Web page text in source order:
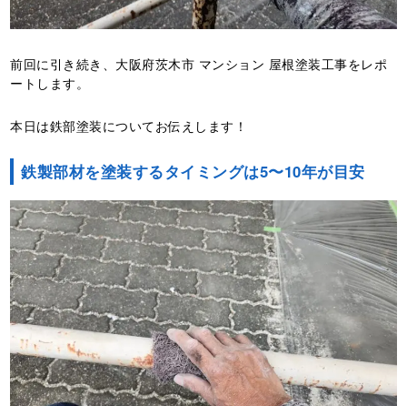
前回に引き続き、大阪府茨木市 マンション 屋根塗装工事をレポ
ートします。
本日は鉄部塗装についてお伝えします！
鉄製部材を塗装するタイミングは5〜10年が目安